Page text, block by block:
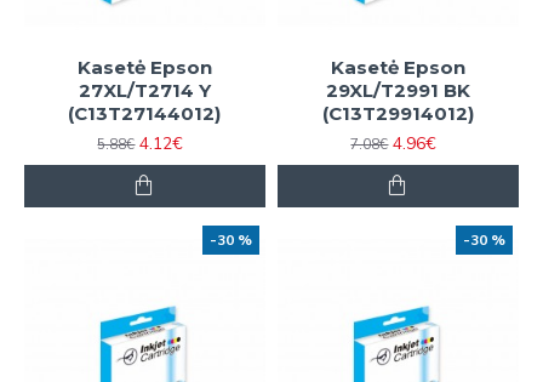
Kasetė Epson
27XL/T2714 Y
(C13T27144012)
5.88€ 4.12€
Kasetė Epson
29XL/T2991 BK
(C13T29914012)
7.08€ 4.96€
-30 % -30 %